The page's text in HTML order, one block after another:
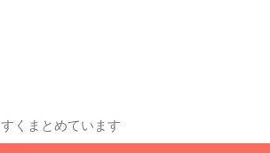
くまとめています